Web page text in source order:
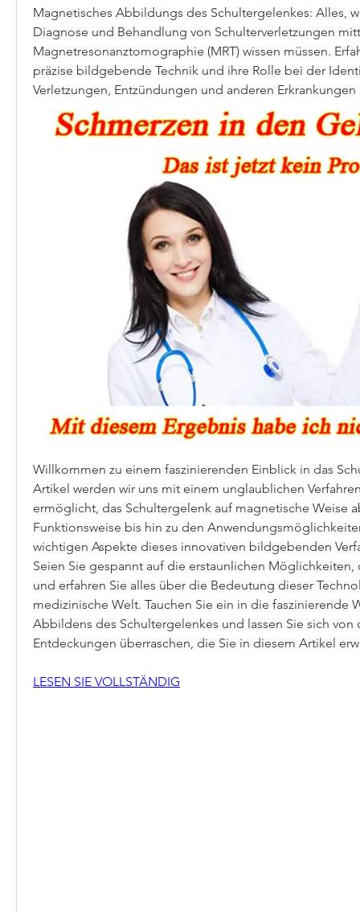
Magnetisches Abbildungs ​​des Schultergelenkes: Alles,
Diagnose und Behandlung von Schulterverletzungen
Magnetresonanztomographie (MRT) wissen müssen.
präzise bildgebende Technik und ihre Rolle bei der
Verletzungen, Entzündungen und anderen
Willkommen zu einem faszinierenden Einblick in das
Artikel werden wir uns mit einem unglaublichen
ermöglicht, das Schultergelenk auf magnetische Weise
Funktionsweise bis hin zu den
wichtigen Aspekte dieses innovativen bildgebenden
Seien Sie gespannt auf die erstaunlichen
und erfahren Sie alles über die Bedeutung dieser
medizinische Welt. Tauchen Sie ein in die faszinierende
Abbildens des Schultergelenkes und lassen Sie sich von
Entdeckungen überraschen, die Sie in diesem Artikel
LESEN SIE VOLLSTÄNDIG